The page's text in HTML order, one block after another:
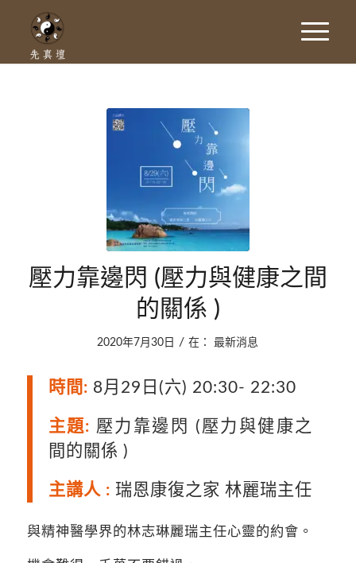
壓力靠邊閃 (壓力與健康之間
的關係 )
2020年7月30日 / 在：最新消息
時間: 8月29日(六) 20:30- 22:30
主題: 壓力靠邊閃 (壓力與健康之
間的關係 )
主講人 : 瑞恩康復之家 林麗瑞主任
與精神醫學界的林志琳麗瑞主任心靈的約會。